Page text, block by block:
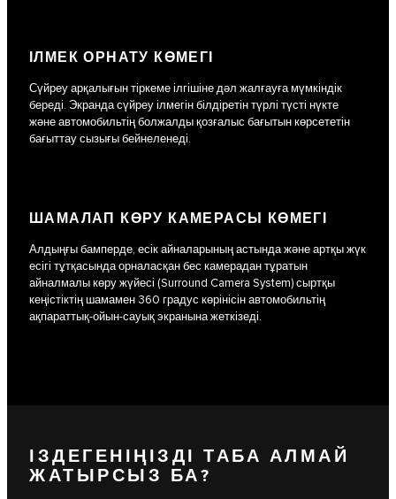
ІЛМЕК ОРНАТУ КӨМЕГІ
Сүйреу арқалығын тіркеме ілгішіне дәл жалғауға мүмкіндік
береді. Экранда сүйреу ілмегін білдіретін түрлі түсті нүкте
және автомобильтің болжалды қозғалыс бағытын көрсететін
бағыттау сызығы бейнеленеді.
ШАМАЛАП КӨРУ КАМЕРАСЫ КӨМЕГІ
Алдыңғы бамперде, есік айналарының астында және артқы жүк
есігі тұтқасында орналасқан бес камерадан тұратын
айналмалы көру жүйесі (Surround Camera System) сыртқы
кеңістіктің шамамен 360 градус көрінісін автомобильтің
ақпараттық-ойын-сауық экранына жеткізеді.
ІЗДЕГЕНІҢІЗДІ ТАБА АЛМАЙ
ЖАТЫРСЫЗ БА?